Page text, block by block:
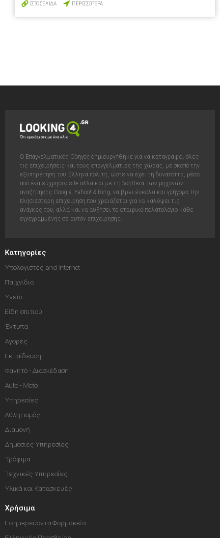
ΙΣΤΟΣΕΛΙΔΑ ΠΕΡΙΣΣΟΤΕΡΑ
Ο Επαγγελματικός Οδηγός δημιουργήθηκε για να καταγράψει όλες
τις επιχειρήσεις και τους επαγγελματίες της χώρας, με σκοπό την
εξυπηρέτηση του Έλληνα πολίτη, ώστε να έχει τη δυνατόττα, μέσα
από ένα εύχρηστο site αλλά και με τη βοήθεια των μηχανών
αναζήτησης Google, Yahoo! & Bing, να βρει έυκολα και γρήγορα την
πλησιέστερη επιχείρηση που χρειάζεται για να καλύψει τις
ανάγκες του, αλλά και να αυξήσει το εταιρικό πελατολόγιο κάθε
εγγεγραμμένης σε αυτόν επιχείρησης.
Κατηγορίες
Υπολογιστές and Internet
Παιχνίδια
Υγεία
Είδη σπιτιού
Έντυπα
Αγορές
Εκπαίδευση
Φαγητό - Διασκέδαση
Auto - Moto
Υπηρεσίες
Αθλητισμός
Διαμονή
Δημόσιες Υπηρεσίες
Τρόφιμα
Τεχνικές Υπηρεσίες
Υλικά και Κατασκευές
Χρήσιμα
Εφημερεύοντα Φαρμακεία